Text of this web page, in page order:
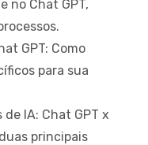
no Chat GPT,
GPT: Como
para sua
IA: Chat GPT x
principais